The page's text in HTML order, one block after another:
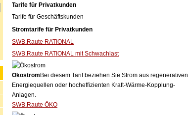
Tarife für Privatkunden
Tarife für Geschäftskunden
Stromtarife für Privatkunden
SWB.Raute RATIONAL
SWB.Raute RATIONAL mit Schwachlast
Ökostrom Bei diesem Tarif beziehen Sie Strom aus regenerativen
Energiequellen oder hocheffizienten Kraft-Wärme-Kopplung-
Anlagen.
SWB.Raute ÖKO